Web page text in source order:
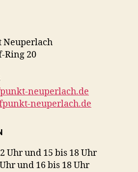
Ring 20
neuperlach.de
neuperlach.de
Uhr und 15 bis 18 Uhr
und 16 bis 18 Uhr